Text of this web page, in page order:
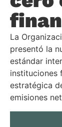
La
presentó la
estándar
instituciones
estratégica
emisiones